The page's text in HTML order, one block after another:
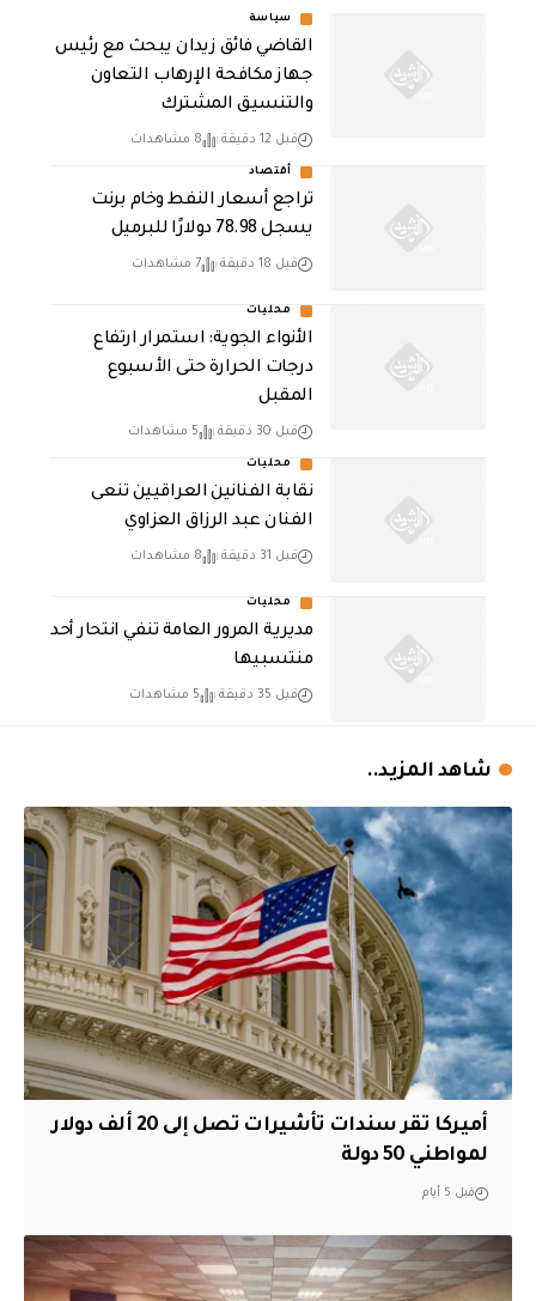
سياسة
القاضي فائق زيدان يبحث مع رئيس
جهاز مكافحة الإرهاب التعاون
والتنسيق المشترك
قبل 12 دقيقة 8 مشاهدات
أقتصاد
تراجع أسعار النفط وخام برنت
يسجل 78.98 دولارًا للبرميل
قبل 18 دقيقة 7 مشاهدات
محليات
الأنواء الجوية: استمرار ارتفاع
درجات الحرارة حتى الأسبوع
المقبل
قبل 30 دقيقة 5 مشاهدات
محليات
نقابة الفنانين العراقيين تنعى
الفنان عبد الرزاق العزاوي
قبل 31 دقيقة 8 مشاهدات
محليات
مديرية المرور العامة تنفي انتحار أحد
منتسبيها
قبل 35 دقيقة 5 مشاهدات
شاهد المزيد..
أميركا تقر سندات تأشيرات تصل إلى 20 ألف دولار
لمواطني 50 دولة
قبل 5 أيام